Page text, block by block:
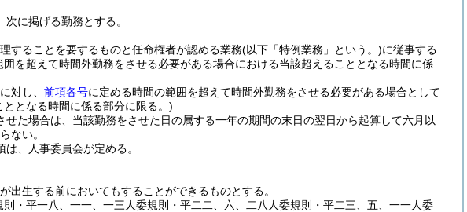
に掲げる勤務とする。
することを要するものと任命権者が認める業務(以下「特例業務」という。)に従事する
囲を超えて時間外勤務をさせる必要がある場合における当該超えることとなる時間に係
対し、 前項各号に定める時間の範囲を超えて時間外勤務をさせる必要がある場合として
ととなる時間に係る部分に限る。)
せた場合は、当該勤務をさせた日の属する一年の期間の末日の翌日から起算して六月以
ない。
、人事委員会が定める。
出生する前においてもすることができるものとする。
・平一八、一一、一三人委規則・平二二、六、二八人委規則・平二三、五、一一人委